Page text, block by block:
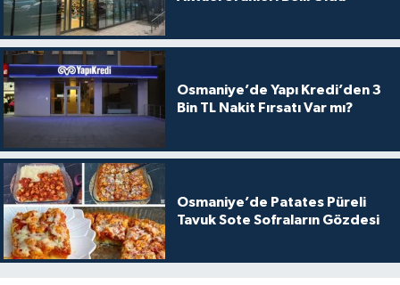
Osmaniye’de Yapı Kredi’den 3
Bin TL Nakit Fırsatı Var mı?
Osmaniye’de Patates Püreli
Tavuk Sote Sofraların Gözdesi